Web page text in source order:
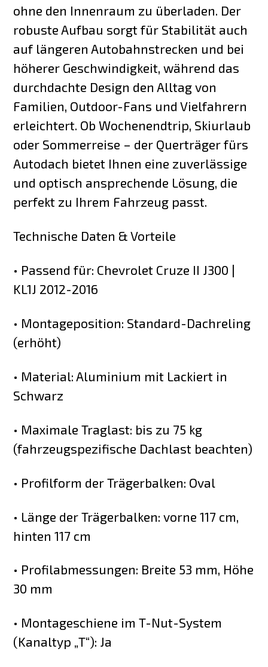
ohne den Innenraum zu überladen. Der
robuste Aufbau sorgt für Stabilität auch
auf längeren Autobahnstrecken und bei
höherer Geschwindigkeit, während das
durchdachte Design den Alltag von
Familien, Outdoor-Fans und Vielfahrern
erleichtert. Ob Wochenendtrip, Skiurlaub
oder Sommerreise – der Querträger fürs
Autodach bietet Ihnen eine zuverlässige
und optisch ansprechende Lösung, die
perfekt zu Ihrem Fahrzeug passt.
Technische Daten & Vorteile
• Passend für: Chevrolet Cruze II J300 |
KL1J 2012-2016
• Montageposition: Standard-Dachreling
(erhöht)
• Material: Aluminium mit Lackiert in
Schwarz
• Maximale Traglast: bis zu 75 kg
(fahrzeugspezifische Dachlast beachten)
• Profilform der Trägerbalken: Oval
• Länge der Trägerbalken: vorne 117 cm,
hinten 117 cm
• Profilabmessungen: Breite 53 mm, Höhe
30 mm
• Montageschiene im T-Nut-System
(Kanaltyp „T“): Ja